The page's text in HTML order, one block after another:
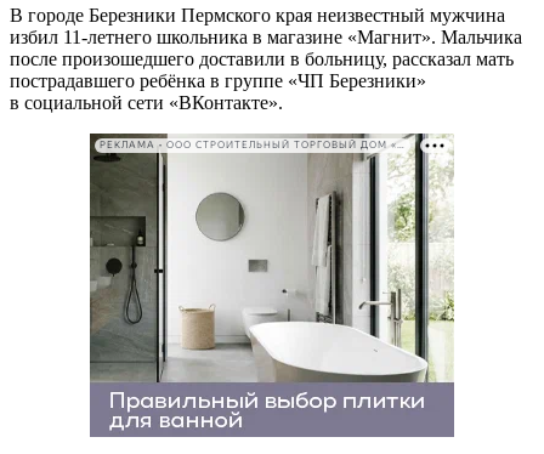
В городе Березники Пермского края неизвестный мужчина
избил 11-летнего школьника в магазине «Магнит». Мальчика
после произошедшего доставили в больницу, рассказал мать
пострадавшего ребёнка в группе «ЧП Березники»
в социальной сети «ВКонтакте».
РЕКЛАМА • ООО СТРОИТЕЛЬНЫЙ ТОРГОВЫЙ ДОМ «ПЕТРОВИЧ». ИНН: 7802348846